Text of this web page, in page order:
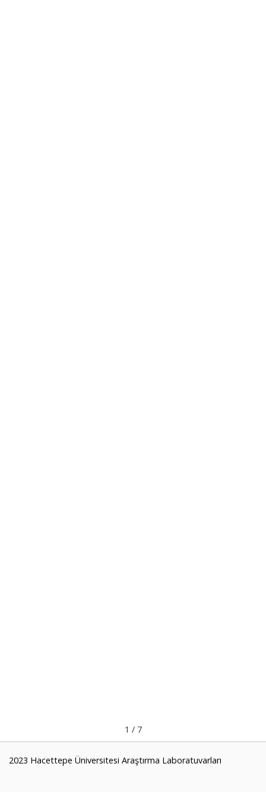
1 / 7
2023 Hacettepe Üniversitesi Araştırma Laboratuvarları